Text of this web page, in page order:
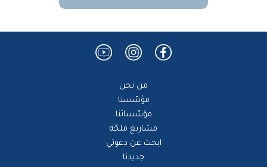
من نحن
مؤسّسنا
مؤسّساتنا
مشاريع ملحّة
ابحث عن دعوتي
جديدنا